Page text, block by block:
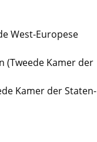
West-Europese
(Tweede Kamer der
Kamer der Staten-